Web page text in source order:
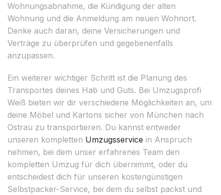
Wohnungsabnahme, die Kündigung der alten
Wohnung und die Anmeldung am neuen Wohnort.
Denke auch daran, deine Versicherungen und
Verträge zu überprüfen und gegebenenfalls
anzupassen.
Ein weiterer wichtiger Schritt ist die Planung des
Transportes deines Hab und Guts. Bei Umzugsprofi
Weiß bieten wir dir verschiedene Möglichkeiten an, um
deine Möbel und Kartons sicher von München nach
Ostrau zu transportieren. Du kannst entweder
unseren kompletten Umzugsservice in Anspruch
nehmen, bei dem unser erfahrenes Team den
kompletten Umzug für dich übernimmt, oder du
entscheidest dich für unseren kostengünstigen
Selbstpacker-Service, bei dem du selbst packst und